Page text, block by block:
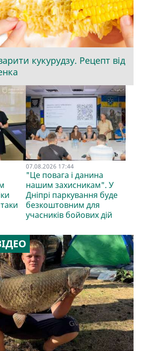
кукурудзу. Рецепт від
07.08.2026 17:44
"Це повага і данина
нашим захисникам". У
Дніпрі паркування буде
безкоштовним для
учасників бойових дій